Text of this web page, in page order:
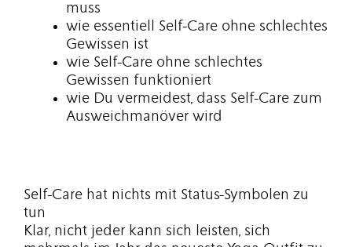
muss
wie essentiell Self-Care ohne schlechtes
Gewissen ist
wie Self-Care ohne schlechtes
Gewissen funktioniert
wie Du vermeidest, dass Self-Care zum
Ausweichmanöver wird
Self-Care hat nichts mit Status-Symbolen zu
tun
Klar, nicht jeder kann sich leisten, sich